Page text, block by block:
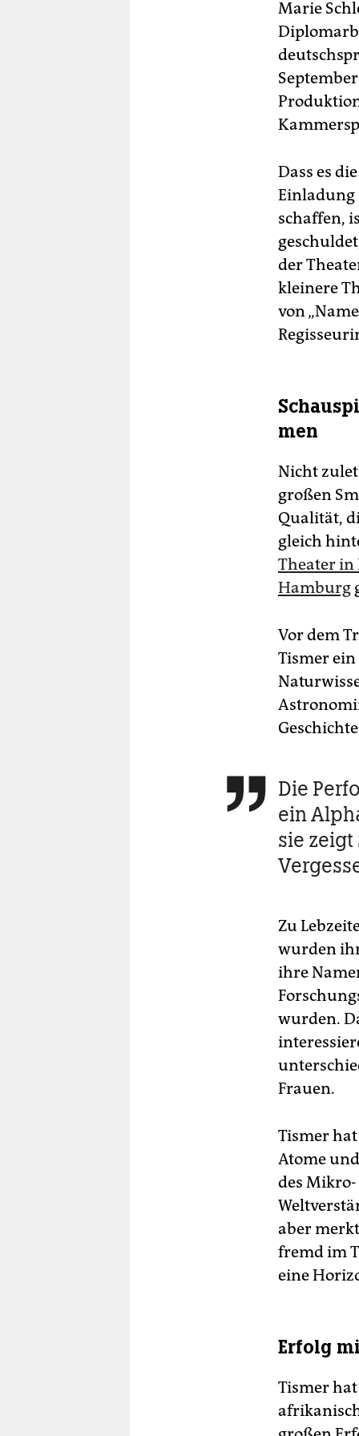
Marie
Dass es
Einladung
schaffen,
der
kleinere
von
men
Nicht
großen
Qualität,
gleich
Theater
Hamburg
Vor dem
Tismer
 Die
ein
sie zeigt
Zu
wurden
ihre
wurden.
Frauen.
Tismer
Atome
des
aber
fremd im
eine
Erfolg
Tismer